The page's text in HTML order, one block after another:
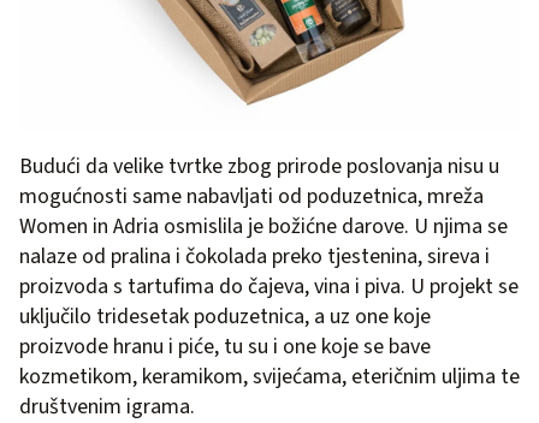
Budući da velike tvrtke zbog prirode poslovanja nisu u
mogućnosti same nabavljati od poduzetnica, mreža
Women in Adria osmislila je božićne darove. U njima se
nalaze od pralina i čokolada preko tjestenina, sireva i
proizvoda s tartufima do čajeva, vina i piva. U projekt se
uključilo tridesetak poduzetnica, a uz one koje
proizvode hranu i piće, tu su i one koje se bave
kozmetikom, keramikom, svijećama, eteričnim uljima te
društvenim igrama.